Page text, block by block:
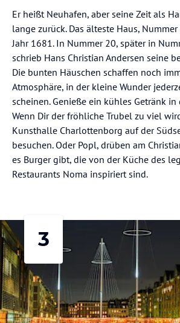
Er heißt Neuhafen, aber seine Zeit als
lange zurück. Das älteste Haus,
Jahr 1681. In Nummer 20, später in
schrieb Hans Christian Andersen seine
Die bunten Häuschen schaffen noch
Atmosphäre, in der kleine Wunder
scheinen. Genieße ein kühles Getränk
Wenn Dir der fröhliche Trubel zu viel
Kunsthalle Charlottenborg auf der
besuchen. Oder Popl, drüben am
es Burger gibt, die von der Küche des
Restaurants Noma inspiriert sind.
3